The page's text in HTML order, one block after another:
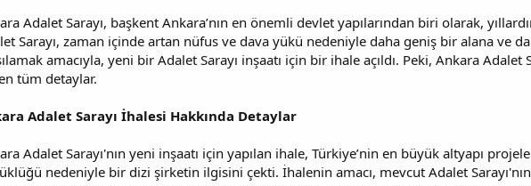
Adalet Sarayı, başkent Ankara’nın en önemli devlet yapılarından biri olarak,
Sarayı, zaman içinde artan nüfus ve dava yükü nedeniyle daha geniş bir alana ve
amacıyla, yeni bir Adalet Sarayı inşaatı için bir ihale açıldı. Peki, Ankara
tüm detaylar.
Adalet Sarayı İhalesi Hakkında Detaylar
Adalet Sarayı'nın yeni inşaatı için yapılan ihale, Türkiye’nin en büyük altyapı
nedeniyle bir dizi şirketin ilgisini çekti. İhalenin amacı, mevcut Adalet